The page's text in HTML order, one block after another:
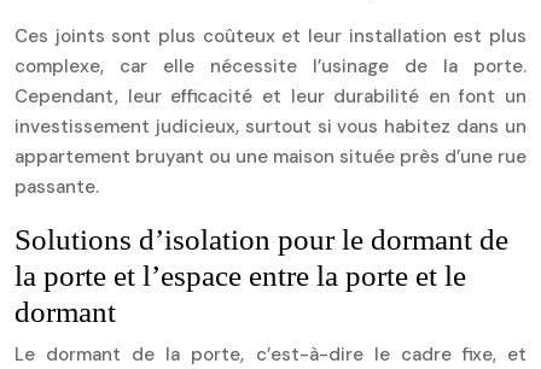
Ces joints sont plus coûteux et leur installation est plus
complexe, car elle nécessite l’usinage de la porte.
Cependant, leur efficacité et leur durabilité en font un
investissement judicieux, surtout si vous habitez dans un
appartement bruyant ou une maison située près d’une rue
passante.
Solutions d’isolation pour le dormant de
la porte et l’espace entre la porte et le
dormant
Le dormant de la porte, c’est-à-dire le cadre fixe, et